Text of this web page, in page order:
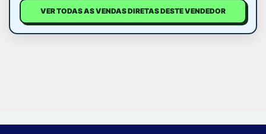
VER TODAS AS VENDAS DIRETAS DESTE VENDEDOR